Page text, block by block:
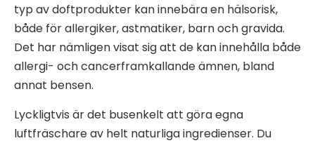
typ av doftprodukter kan innebära en hälsorisk,
både för allergiker, astmatiker, barn och gravida.
Det har nämligen visat sig att de kan innehålla både
allergi- och cancerframkallande ämnen, bland
annat bensen.
Lyckligtvis är det busenkelt att göra egna
luftfräschare av helt naturliga ingredienser. Du